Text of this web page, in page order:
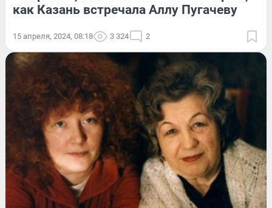
как Казань встречала Аллу Пугачеву
15 апреля, 2024, 08:18 3 324 2